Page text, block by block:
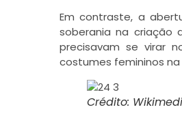
Em contraste, a
soberania na criação
precisavam se virar
costumes femininos
Crédito: